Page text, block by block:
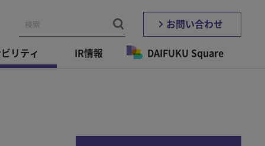
お問い合わせ
リティ IR情報 DAIFUKU Square